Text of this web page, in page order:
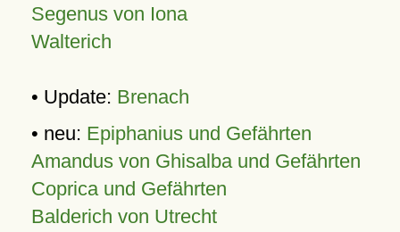
Segenus von Iona
Walterich
• Update: Brenach
• neu: Epiphanius und Gefährten
Amandus von Ghisalba und Gefährten
Coprica und Gefährten
Balderich von Utrecht